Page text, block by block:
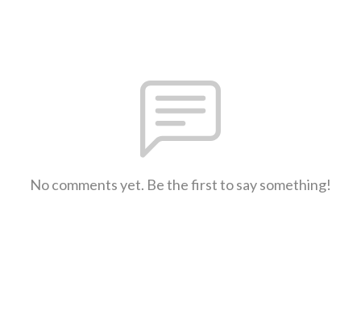
No comments yet. Be the first to say something!